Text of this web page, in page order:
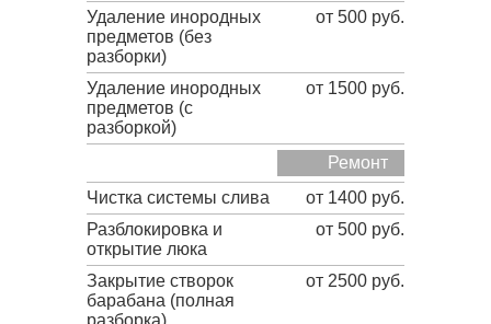
Удаление инородных
предметов (без
разборки)
от 500 руб.
Удаление инородных
предметов (с
разборкой)
от 1500 руб.
Ремонт
Чистка системы слива
от 1400 руб.
Разблокировка и
открытие люка
от 500 руб.
Закрытие створок
барабана (полная
разборка)
от 2500 руб.